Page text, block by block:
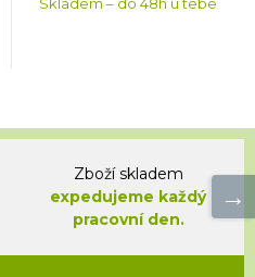
Zboží skladem
expedujeme každý
pracovní den.